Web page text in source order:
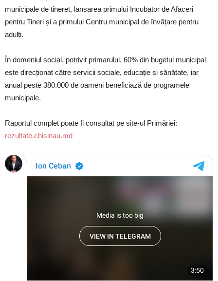
municipale de tineret, lansarea primului Incubator de Afaceri
pentru Tineri și a primului Centru municipal de învățare pentru
adulți.
În domeniul social, potrivit primarului, 60% din bugetul municipal
este direcționat către servicii sociale, educație și sănătate, iar
anual peste 380.000 de oameni beneficiază de programele
municipale.
Raportul complet poate fi consultat pe site-ul Primăriei:
rezultate.chisinau.md